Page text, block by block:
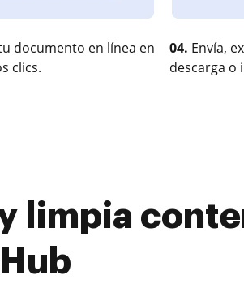
documento en línea en
clics.
04. Envía,
descarga o
limpia